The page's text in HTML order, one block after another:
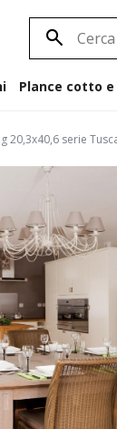
Plance cotto
serie